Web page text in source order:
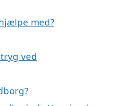
med?
ved